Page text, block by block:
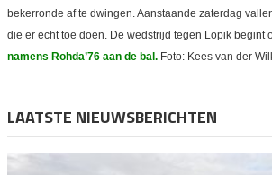
bekerronde af te dwingen. Aanstaande zaterdag
die er echt toe doen. De wedstrijd tegen Lopik begint
namens Rohda’76 aan de bal. Foto: Kees van der
LAATSTE NIEUWSBERICHTEN